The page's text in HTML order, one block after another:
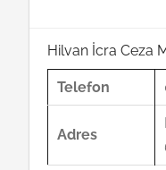
Hilvan İcra Ceza
Telefon
Adres